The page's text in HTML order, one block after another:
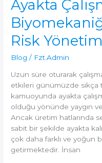
Ayakta
Risk
Blog / Fzt.Admin
Uzun süre oturarak
etkileri günümüzde sıkça
kamuoyunda ayakta
olduğu yönünde yaygın
Ancak üretim hatlarında
sabit bir şekilde ayakta
çok daha farklı ve yoğun
getirmektedir. İnsan